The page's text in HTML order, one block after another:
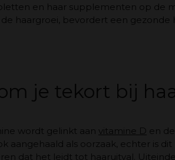
en haar supplementen op de
haargroei, bevordert een
je tekort bij
wordt gelinkt aan vitamine D en
aangehaald als oorzaak, echter is
dat het leidt tot haaruitval.